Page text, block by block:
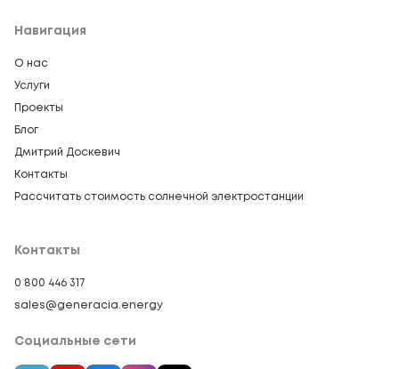
Навигация
О нас
Услуги
Проекты
Блог
Дмитрий Доскевич
Контакты
Рассчитать стоимость солнечной электростанции
Контакты
0 800 446 317
sales@generacia.energy
Социальные сети